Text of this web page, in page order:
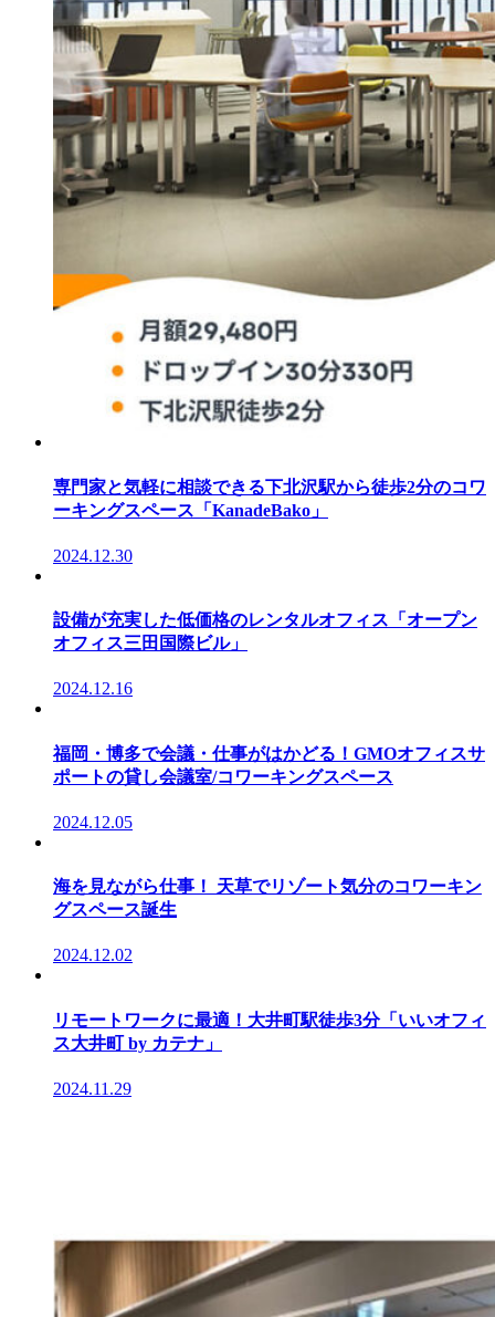
専門家と気軽に相談できる下北沢駅から徒歩2分のコワ
ーキングスペース「KanadeBako」
2024.12.30
設備が充実した低価格のレンタルオフィス「オープン
オフィス三田国際ビル」
2024.12.16
福岡・博多で会議・仕事がはかどる！GMOオフィスサ
ポートの貸し会議室/コワーキングスペース
2024.12.05
海を見ながら仕事！ 天草でリゾート気分のコワーキン
グスペース誕生
2024.12.02
リモートワークに最適！大井町駅徒歩3分「いいオフィ
ス大井町 by カテナ」
2024.11.29